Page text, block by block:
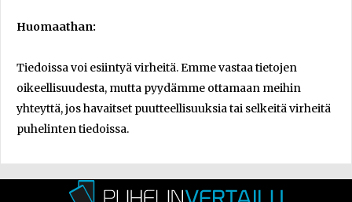
Huomaathan:
Tiedoissa voi esiintyä virheitä. Emme vastaa tietojen
oikeellisuudesta, mutta pyydämme ottamaan meihin
yhteyttä, jos havaitset puutteellisuuksia tai selkeitä virheitä
puhelinten tiedoissa.